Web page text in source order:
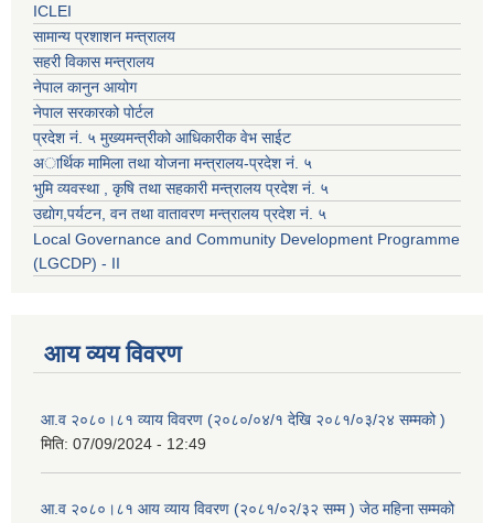
ICLEI
सामान्य प्रशाशन मन्त्रालय
सहरी विकास मन्त्रालय
नेपाल कानुन आयोग
नेपाल सरकारको पोर्टल
प्रदेश नं. ५ मुख्यमन्त्रीको आधिकारीक वेभ साईट
अार्थिक मामिला तथा योजना मन्त्रालय-प्रदेश नं. ५
भुमि व्यवस्था , कृषि तथा सहकारी मन्त्रालय प्रदेश नं. ५
उद्याेग,पर्यटन, वन तथा वातावरण मन्त्रालय प्रदेश नं. ५
Local Governance and Community Development Programme
(LGCDP) - II
आय व्यय विवरण
आ.व २०८०।८१ व्याय विवरण (२०८०/०४/१ देखि २०८१/०३/२४ सम्मको )
मिति: 07/09/2024 - 12:49
आ.व २०८०।८१ आय व्याय विवरण (२०८१/०२/३२ सम्म ) जेठ महिना सम्मको